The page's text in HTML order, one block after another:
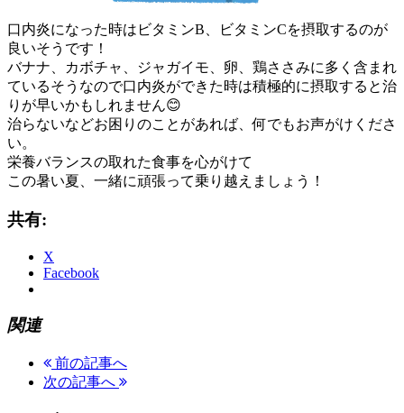
口内炎になった時はビタミンB、ビタミンCを摂取するのが
良いそうです！
バナナ、カボチャ、ジャガイモ、卵、鶏ささみに多く含まれ
ているそうなので口内炎ができた時は積極的に摂取すると治
りが早いかもしれません😊
治らないなどお困りのことがあれば、何でもお声がけくださ
い。
栄養バランスの取れた食事を心がけて
この暑い夏、一緒に頑張って乗り越えましょう！
共有:
X
Facebook
関連
前の記事へ
次の記事へ